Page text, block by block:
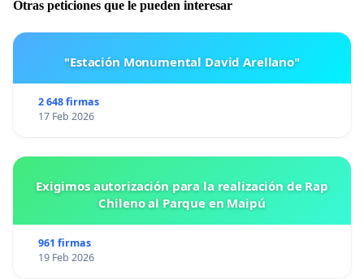
Otras peticiones que le pueden interesar
"Estación Monumental David Arellano"
2 648 firmas
17 Feb 2026
Exigimos autorización para la realización de Rap
Chileno al Parque en Maipú
961 firmas
19 Feb 2026